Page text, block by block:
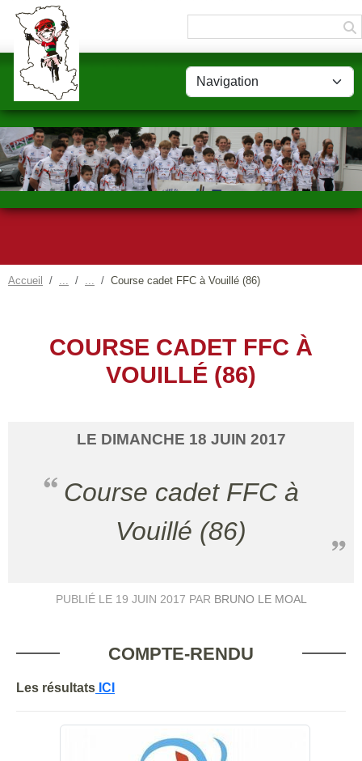
Accueil Course cadet FFC à Vouillé (86)
COURSE CADET FFC À
VOUILLÉ (86)
LE DIMANCHE 18 JUIN 2017
Course cadet FFC à
Vouillé (86)
PUBLIÉ LE 19 JUIN 2017 PAR BRUNO LE MOAL
COMPTE-RENDU
Les résultats ICI
Panneau de gestion des cookies